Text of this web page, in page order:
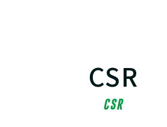
CSR
CSR